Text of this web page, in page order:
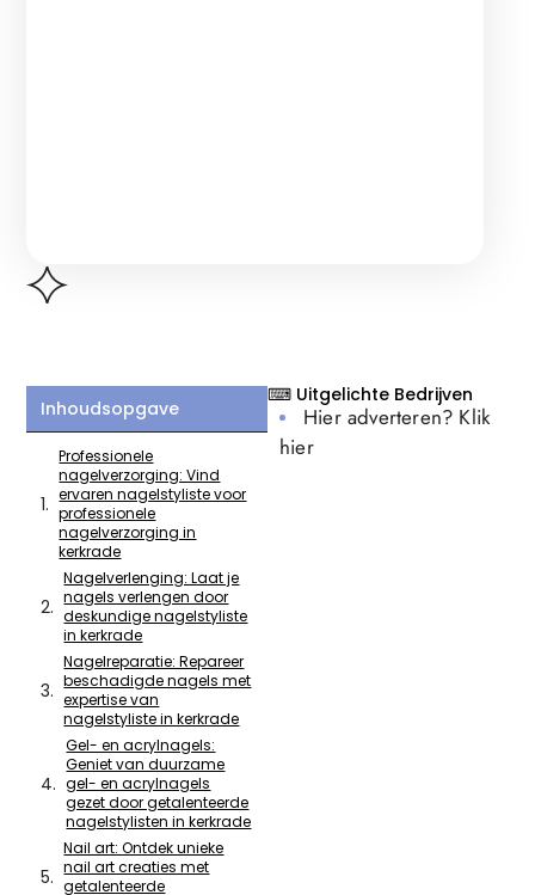
Inhoudsopgave
Professionele
nagelverzorging: Vind
ervaren nagelstyliste voor
professionele
nagelverzorging in
kerkrade
Nagelverlenging: Laat je
nagels verlengen door
deskundige nagelstyliste
in kerkrade
Nagelreparatie: Repareer
beschadigde nagels met
expertise van
nagelstyliste in kerkrade
Gel- en acrylnagels:
Geniet van duurzame
gel- en acrylnagels
gezet door getalenteerde
nagelstylisten in kerkrade
Nail art: Ontdek unieke
nail art creaties met
getalenteerde
⌨ Uitgelichte Bedrijven
Hier adverteren? Klik
hier